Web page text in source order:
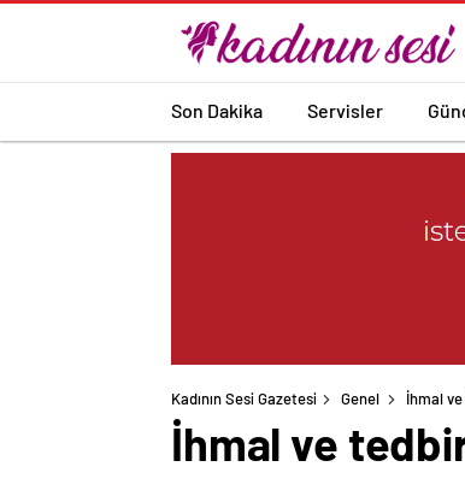
Son Dakika Servisler
Kadının Sesi Gazetesi Genel İhmal
İhmal ve